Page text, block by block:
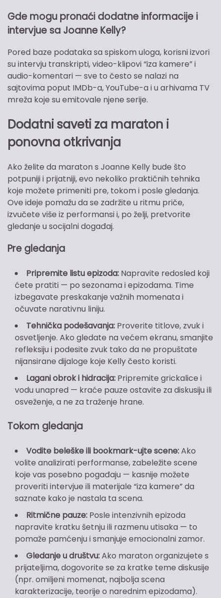
Gde mogu pronaći dodatne informacije i
intervjue sa Joanne Kelly?
Pored baze podataka sa spiskom uloga, korisni izvori
su intervju transkripti, video-klipovi “iza kamere” i
audio-komentari — sve to često se nalazi na
sajtovima poput IMDb-a, YouTube-a i u arhivama TV
mreža koje su emitovale njene serije.
Dodatni saveti za maraton i
ponovna otkrivanja
Ako želite da maraton s Joanne Kelly bude što
potpuniji i prijatniji, evo nekoliko praktičnih tehnika
koje možete primeniti pre, tokom i posle gledanja.
Ove ideje pomažu da se zadržite u ritmu priče,
izvučete više iz performansi i, po želji, pretvorite
gledanje u socijalni događaj.
Pre gledanja
Pripremite listu epizoda: Napravite redosled koji
ćete pratiti — po sezonama i epizodama. Time
izbegavate preskakanje važnih momenata i
očuvate narativnu liniju.
Tehnička podešavanja: Proverite titlove, zvuk i
osvetljenje. Ako gledate na većem ekranu, smanjite
refleksiju i podesite zvuk tako da ne propuštate
nijansirane dijaloge koje Kelly često koristi.
Lagani obrok i hidracija: Pripremite grickalice i
vodu unapred — kraće pauze ostavite za diskusiju ili
osveženje, a ne za traženje hrane.
Tokom gledanja
Vodite beleške ili bookmark-ujte scene:Ako
volite analizirati performanse, zabeležite scene
koje vas posebno pogađaju — kasnije možete
proveriti intervjue ili materijale “iza kamere” da
saznate kako je nastala ta scena.
Ritmične pauze: Posle intenzivnih epizoda
napravite kratku šetnju ili razmenu utisaka — to
pomaže pamćenju i smanjuje emocionalni zamor.
Gledanje u društvu:Ako maraton organizujete s
prijateljima, dogovorite se za kratke teme diskusije
(npr. omiljeni momenat, najbolja scena
karakterizacije, teorije o narednim epizodama).